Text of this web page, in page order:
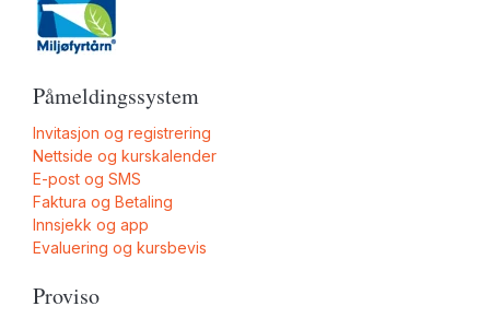
Påmeldingssystem
Invitasjon og registrering
Nettside og kurskalender
E-post og SMS
Faktura og Betaling
Innsjekk og app
Evaluering og kursbevis
Proviso